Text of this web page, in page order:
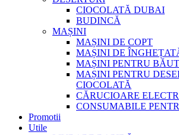
CIOCOLATĂ DUBAI
BUDINCĂ
MAȘINI
MAȘINI DE COPT
MAȘINI DE
MAȘINI PENTRU
MAȘINI PENTRU
CIOCOLATĂ
CĂRUCIOARE
CONSUMABILE
Promotii
Utile